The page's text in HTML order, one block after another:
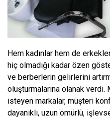
Hem kadınlar hem de
hiç olmadığı kadar özen
ve berberlerin gelirlerini
oluşturmalarına olanak verdi.
isteyen markalar, müşteri
dayanıklı, uzun ömürlü,